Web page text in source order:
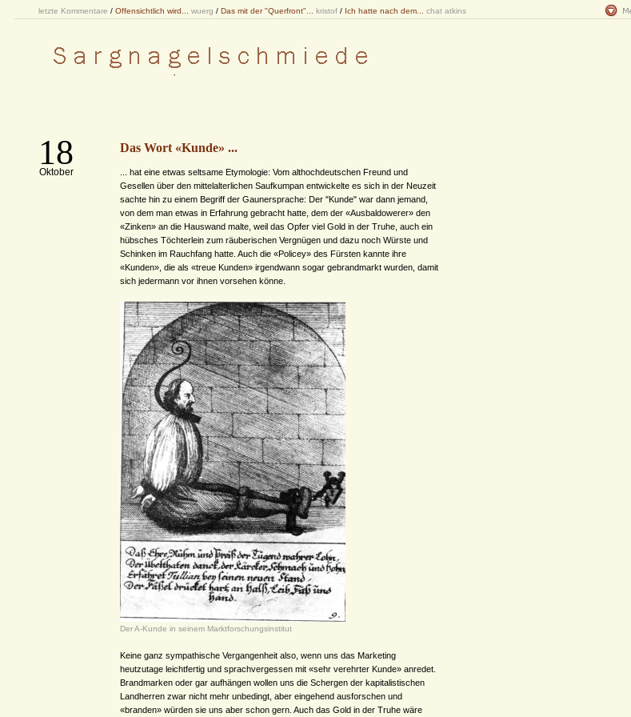
letzte Kommentare / Offensichtlich wird... wuerg / Das mit der "Querfront"... kristof / Ich hatte nach dem... chat atkins
18
Oktober
Das Wort «Kunde» ...
... hat eine etwas seltsame Etymologie: Vom althochdeutschen Freund und
Gesellen über den mittelalterlichen Saufkumpan entwickelte es sich in der Neuzeit
sachte hin zu einem Begriff der Gaunersprache: Der "Kunde" war dann jemand,
von dem man etwas in Erfahrung gebracht hatte, dem der «Ausbaldowerer» den
«Zinken» an die Hauswand malte, weil das Opfer viel Gold in der Truhe, auch ein
hübsches Töchterlein zum räuberischen Vergnügen und dazu noch Würste und
Schinken im Rauchfang hatte. Auch die «Policey» des Fürsten kannte ihre
«Kunden», die als «treue Kunden» irgendwann sogar gebrandmarkt wurden, damit
sich jedermann vor ihnen vorsehen könne.
Der A-Kunde in seinem Marktforschungsinstitut
Keine ganz sympathische Vergangenheit also, wenn uns das Marketing
heutzutage leichtfertig und sprachvergessen mit «sehr verehrter Kunde» anredet.
Brandmarken oder gar aufhängen wollen uns die Schergen der kapitalistischen
Landherren zwar nicht mehr unbedingt, aber eingehend ausforschen und
«branden» würden sie uns aber schon gern. Auch das Gold in der Truhe wäre